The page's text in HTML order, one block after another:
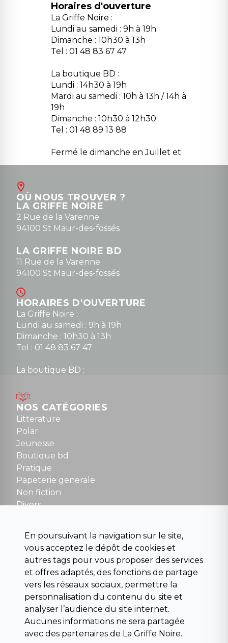
Horaires d'ouverture
La Griffe Noire :
Lundi au samedi : 9h à 19h
Dimanche : 10h30 à 13h
Tel : 01 48 83 67 47
La boutique BD :
Lundi : 14h30 à 19h
Mardi au samedi : 10h à 13h / 14h à
19h
Dimanche : 10h30 à 12h30
Tel : 01 48 89 13 88
Fermé le dimanche en Juillet et
Août
contact@la-griffe-noire.com
0148836747
OÙ NOUS TROUVER ?
LA GRIFFE NOIRE
2 Rue de la Varenne
94100 St Maur-des-fossés
LA GRIFFE NOIRE BD
11 Rue de la Varenne
94100 St Maur-des-fossés
HORAIRES D'OUVERTURE
La Griffe Noire :
Lundi au samedi : 9h à 19h
Dimanche : 10h30 à 13h
Tel : 01 48 83 67 47
La boutique BD :
Mardi au samedi : 10h à 13h / 14h à 19h
Dimanche : 10h30 à 12h30
Tel : 01 48 89 13 88
Fermé le dimanche en Juillet et Août
NOUS CONTACTER
contact@la-griffe-noire.com
NOS CATÉGORIES
Litterature
Polar
Jeunesse
Boutique bd
Pratique
Papeterie generale
Non fiction
Divers
Para scolaire
Histoire
Pochoteque
Pleiade
INFORMATIONS
Droit de rétractation
En poursuivant la navigation sur le site,
vous acceptez le dépôt de cookies et
autres tags pour vous proposer des services
et offres adaptés, des fonctions de partage
vers les réseaux sociaux, permettre la
personnalisation du contenu du site et
analyser l’audience du site internet.
Aucunes informations ne sera partagée
avec des partenaires de La Griffe Noire.